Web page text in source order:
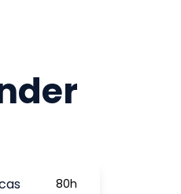
80h